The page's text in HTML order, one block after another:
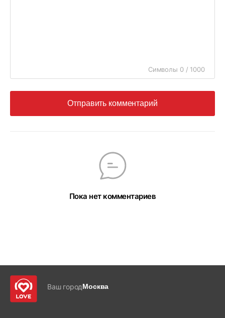
Символы 0 / 1000
Отправить комментарий
Пока нет комментариев
Ваш городМосква